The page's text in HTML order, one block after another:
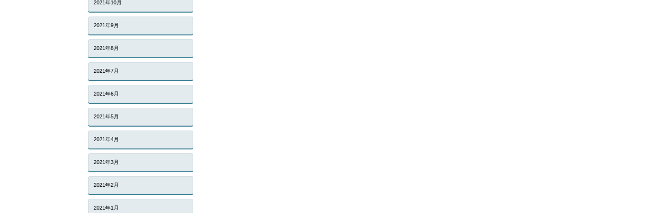
2021年10月
2021年9月
2021年8月
2021年7月
2021年6月
2021年5月
2021年4月
2021年3月
2021年2月
2021年1月